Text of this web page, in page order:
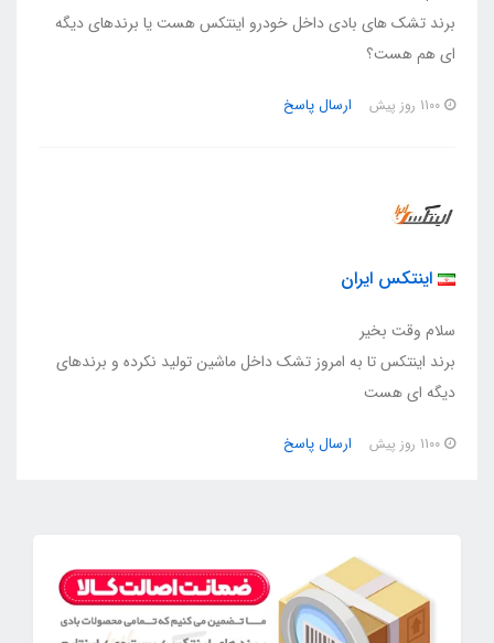
برند تشک های بادی داخل خودرو اینتکس هست یا برندهای دیگه
ای هم هست؟
ارسال پاسخ
اینتکس ایران
سلام وقت بخیر
برند اینتکس تا به امروز تشک داخل ماشین تولید نکرده و برندهای
دیگه ای هست
ارسال پاسخ